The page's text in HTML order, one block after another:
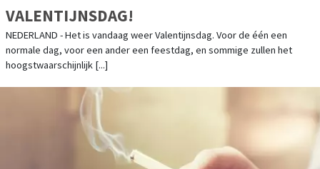
VALENTIJNSDAG!
NEDERLAND - Het is vandaag weer Valentijnsdag. Voor de één een
normale dag, voor een ander een feestdag, en sommige zullen het
hoogstwaarschijnlijk [...]